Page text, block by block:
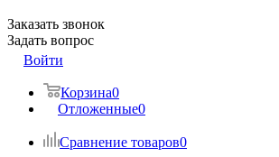
Заказать звонок
Задать вопрос
Войти
Корзина0
Отложенные0
Сравнение товаров0